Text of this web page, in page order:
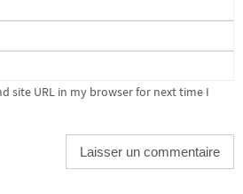
site URL in my browser for next time I